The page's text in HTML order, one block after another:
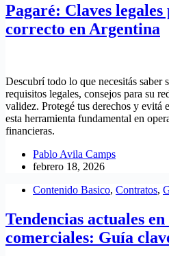
Pagaré: Claves legales
correcto en Argentina
Descubrí todo lo que necesitás saber
requisitos legales, consejos para su
validez. Protegé tus derechos y evitá
esta herramienta fundamental en
financieras.
Pablo Avila Camps
febrero 18, 2026
Contenido Basico, Contratos,
Tendencias actuales
comerciales: Guía